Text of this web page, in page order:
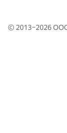
© 2013–2026